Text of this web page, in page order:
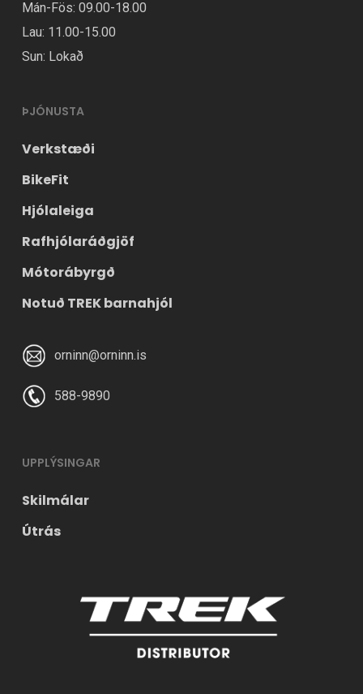
Mán-Fös: 09.00-18.00
Lau: 11.00-15.00
Sun: Lokað
ÞJÓNUSTA
Verkstæði
BikeFit
Hjólaleiga
Rafhjólaráðgjöf
Mótorábyrgð
Notuð TREK barnahjól
orninn@orninn.is
588-9890
UPPLÝSINGAR
Skilmálar
Útrás